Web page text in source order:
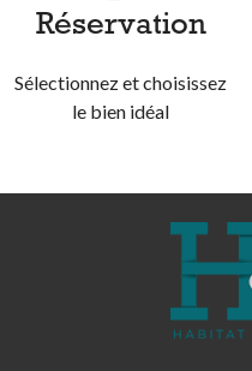
Réservation
Sélectionnez et choisissez
le bien idéal